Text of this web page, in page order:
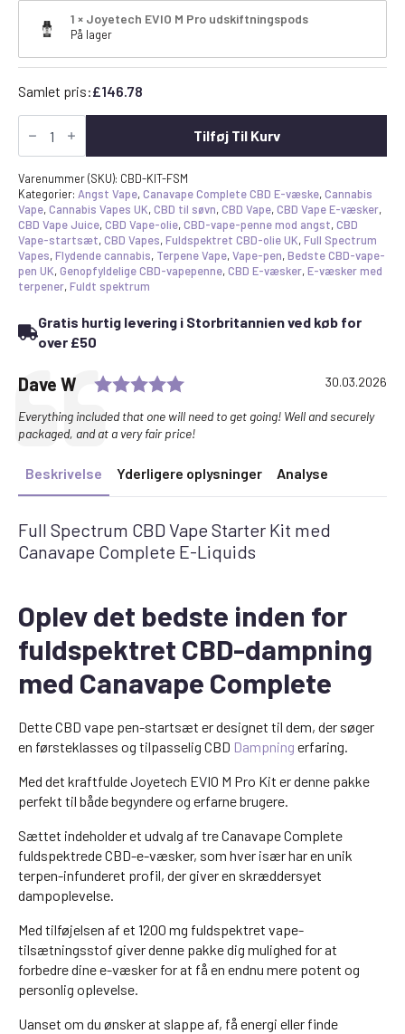
1 × Joyetech EVIO M Pro udskiftningspods
På lager
Samlet pris:£146.78
Full
Spectrum
Starter
Kit
-
3x
komplette
e-
væsker
-
tilsætningsstof
udskiftningspods
antal
Tilføj Til Kurv
Varenummer (SKU): CBD-KIT-FSM
Kategorier: Angst Vape,Canavape Complete CBD E-væske,Cannabis
Vape,Cannabis Vapes UK,CBD til søvn,CBD Vape,CBD Vape E-væsker,
CBD Vape Juice,CBD Vape-olie,CBD-vape-penne mod angst,CBD
Vape-startsæt,CBD Vapes,Fuldspektret CBD-olie UK,Full Spectrum
Vapes,Flydende cannabis, Terpene Vape,Vape-pen,Bedste CBD-vape-
pen UK,Genopfyldelige CBD-vapepenne,CBD E-væsker,E-væsker med
terpener,Fuldt spektrum
Gratis hurtig levering i Storbritannien ved køb for
over £50
Testimonial
Author:
Dave W Rating: 5.0 out of 5 stars
Date:
30.03.2026
Text:
Everything included that one will need to get going! Well and securely
packaged, and at a very fair price!
Beskrivelse Yderligere oplysninger Analyse
Full Spectrum CBD Vape Starter Kit med
Canavape Complete E-Liquids
Oplev det bedste inden for
fuldspektret CBD-dampning
med Canavape Complete
Dette CBD vape pen-startsæt er designet til dem, der søger
en førsteklasses og tilpasselig CBD Dampning erfaring.
Med det kraftfulde Joyetech EVIO M Pro Kit er denne pakke
perfekt til både begyndere og erfarne brugere.
Sættet indeholder et udvalg af tre Canavape Complete
fuldspektrede CBD-e-væsker, som hver især har en unik
terpen-infunderet profil, der giver en skræddersyet
dampoplevelse.
Med tilføjelsen af et 1200 mg fuldspektret vape-
tilsætningsstof giver denne pakke dig mulighed for at
forbedre dine e-væsker for at få en endnu mere potent og
personlig oplevelse.
Uanset om du ønsker at slappe af, få energi eller finde